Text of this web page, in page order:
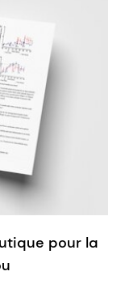
pour la